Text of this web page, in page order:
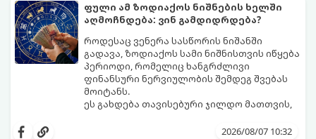
ფული ამ ზოდიაქოს ნიშნების ხელში
აღმოჩნდება: ვინ გამდიდრდება?
როდესაც ვენერა სასწორის ნიშანში
გადავა, ზოდიაქოს სამი ნიშნისთვის იწყება
პერიოდი, რომელიც ხანგრძლივი
ფინანსური ნერვიულობის შემდეგ შვებას
მოიტანს.
ეს გახდება თავისებური ჯილდო მათთვის,
იჩენდა და სირთულეების მიუხედავად წინ
2026/08/07 10:32